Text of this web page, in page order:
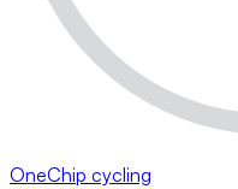
OneChip cycling